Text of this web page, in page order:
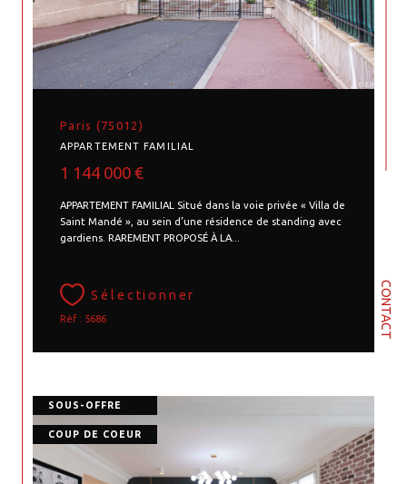
CONTACT
Paris (75012)
APPARTEMENT FAMILIAL
1 144 000 €
APPARTEMENT FAMILIAL Situé dans la voie privée « Villa de
Saint Mandé », au sein d’une résidence de standing avec
gardiens. RAREMENT PROPOSÉ À LA...
Sélectionner
Réf : 5686
SOUS-OFFRE
COUP DE COEUR